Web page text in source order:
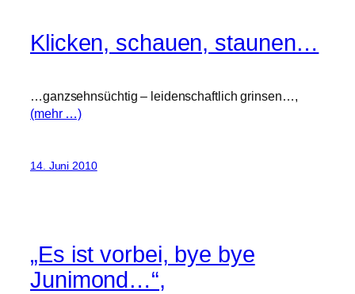
Klicken, schauen, staunen…
…ganzsehnsüchtig – leidenschaftlich grinsen…,
(mehr …)
14. Juni 2010
„Es ist vorbei, bye bye
Junimond…“,